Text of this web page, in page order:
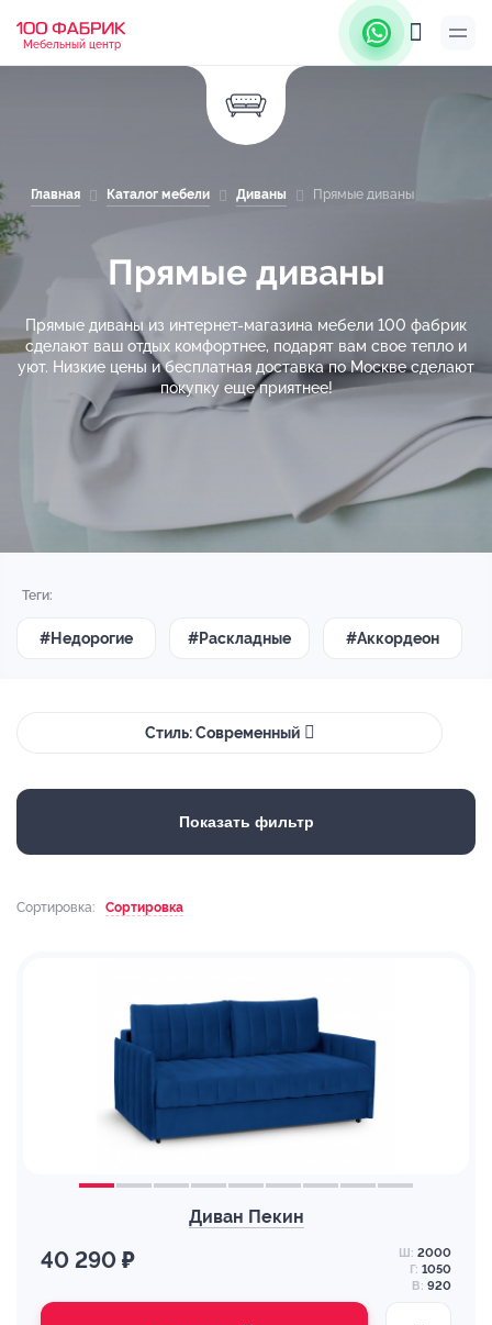
Мебельный центр
Главная Каталог мебели Диваны Прямые диваны
Прямые диваны
Прямые диваны из интернет-магазина мебели 100 фабрик
сделают ваш отдых комфортнее, подарят вам свое тепло и
уют. Низкие цены и бесплатная доставка по Москве сделают
покупку еще приятнее!
Теги:
#Недорогие #Раскладные #Аккордеон
Стиль: Современный
Показать фильтр
Сортировка: Сортировка
Диван Пекин
40 290 ₽ Ш: 2000
Г: 1050
В: 920